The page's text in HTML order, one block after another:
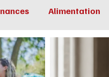
Alimentation
Sexualité